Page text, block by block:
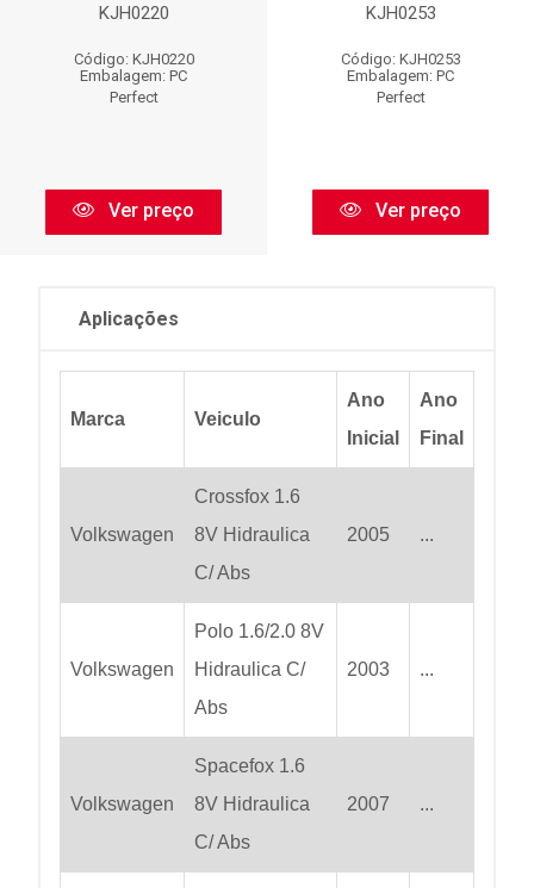
KJH0220
Código: KJH0220
Embalagem: PC
Perfect
Ver preço
KJH0253
Código: KJH0253
Embalagem: PC
Perfect
Ver preço
Aplicações
Marca Veiculo
Ano
Inicial
Ano
Final
Volkswagen
Crossfox 1.6
8V Hidraulica
C/ Abs
2005 ...
Volkswagen
Polo 1.6/2.0 8V
Hidraulica C/
Abs
2003 ...
Volkswagen
Spacefox 1.6
8V Hidraulica
C/ Abs
2007 ...